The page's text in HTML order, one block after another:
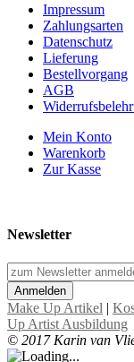
Impressum
Zahlungsarten
Datenschutz
Lieferung
Bestellvorgang
AGB
Mein Konto
Warenkorb
Zur Kasse
Newsletter
Anmelden
Make Up Artikel |
Up Artist Ausbildung
© 2017 Karin van